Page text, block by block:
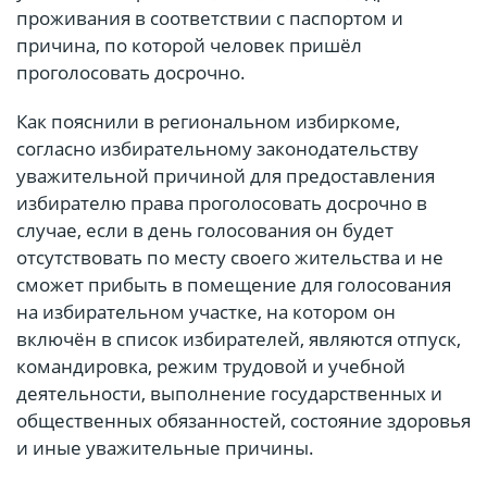
проживания в соответствии с паспортом и
причина, по которой человек пришёл
проголосовать досрочно.
Как пояснили в региональном избиркоме,
согласно избирательному законодательству
уважительной причиной для предоставления
избирателю права проголосовать досрочно в
случае, если в день голосования он будет
отсутствовать по месту своего жительства и не
сможет прибыть в помещение для голосования
на избирательном участке, на котором он
включён в список избирателей, являются отпуск,
командировка, режим трудовой и учебной
деятельности, выполнение государственных и
общественных обязанностей, состояние здоровья
и иные уважительные причины.